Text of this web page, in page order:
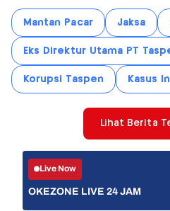
Mantan Pacar Jaksa
Eks Direktur Utama PT
Korupsi Taspen Kasus
Lihat Berita
Live Now
OKEZONE LIVE 24 JAM